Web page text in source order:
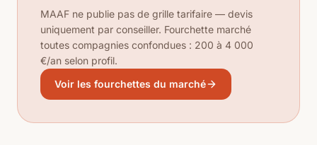
MAAF ne publie pas de grille tarifaire — devis
uniquement par conseiller. Fourchette marché
toutes compagnies confondues : 200 à 4 000
€/an selon profil.
Voir les fourchettes du marché